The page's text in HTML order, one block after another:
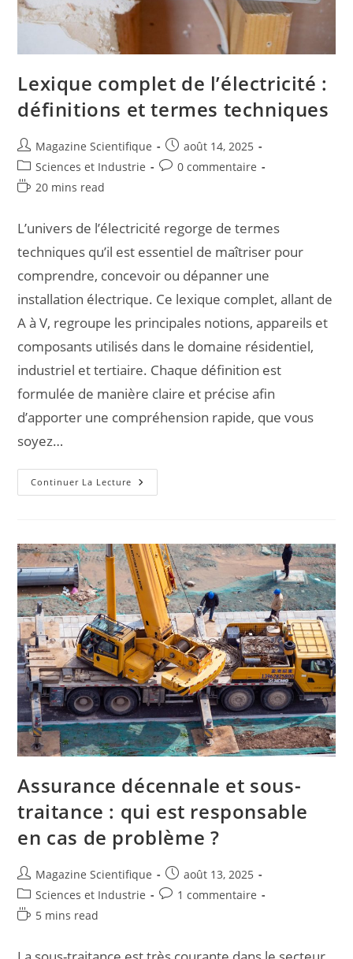
Lexique complet de l’électricité :
définitions et termes techniques
Magazine Scientifique
août 14, 2025
Sciences et Industrie
0 commentaire
20 mins read
L’univers de l’électricité regorge de termes
techniques qu’il est essentiel de maîtriser pour
comprendre, concevoir ou dépanner une
installation électrique. Ce lexique complet, allant de
A à V, regroupe les principales notions, appareils et
composants utilisés dans le domaine résidentiel,
industriel et tertiaire. Chaque définition est
formulée de manière claire et précise afin
d’apporter une compréhension rapide, que vous
soyez…
Continuer La Lecture
Assurance décennale et sous-
traitance : qui est responsable
en cas de problème ?
Magazine Scientifique
août 13, 2025
Sciences et Industrie
1 commentaire
5 mins read